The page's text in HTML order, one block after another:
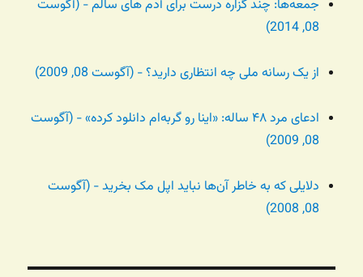
جمعه‌ها: چند گزاره درست برای آدم های سالم - (آگوست
08, 2014)
از یک رسانه ملی چه انتظاری دارید؟ - (آگوست 08, 2009)
ادعای مرد ۴۸ ساله: «اینا رو گربه‌ام دانلود کرده» - (آگوست
08, 2009)
دلایلی که به خاطر آن‌ها نباید اپل مک بخرید - (آگوست
08, 2008)